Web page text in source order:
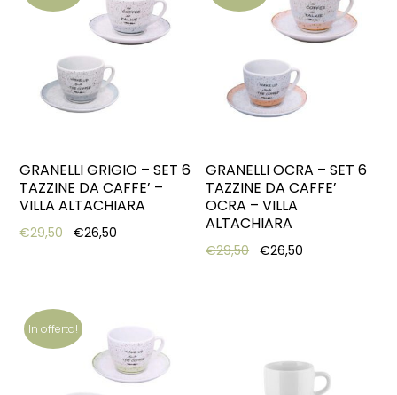
GRANELLI GRIGIO – SET 6
TAZZINE DA CAFFE’ –
VILLA ALTACHIARA
€29,50 Original price was: €29,50.
€26,50 Current price is: €26,50.
GRANELLI OCRA – SET 6
TAZZINE DA CAFFE’
OCRA – VILLA
ALTACHIARA
€29,50 Original price was:
€26,50
In offerta!